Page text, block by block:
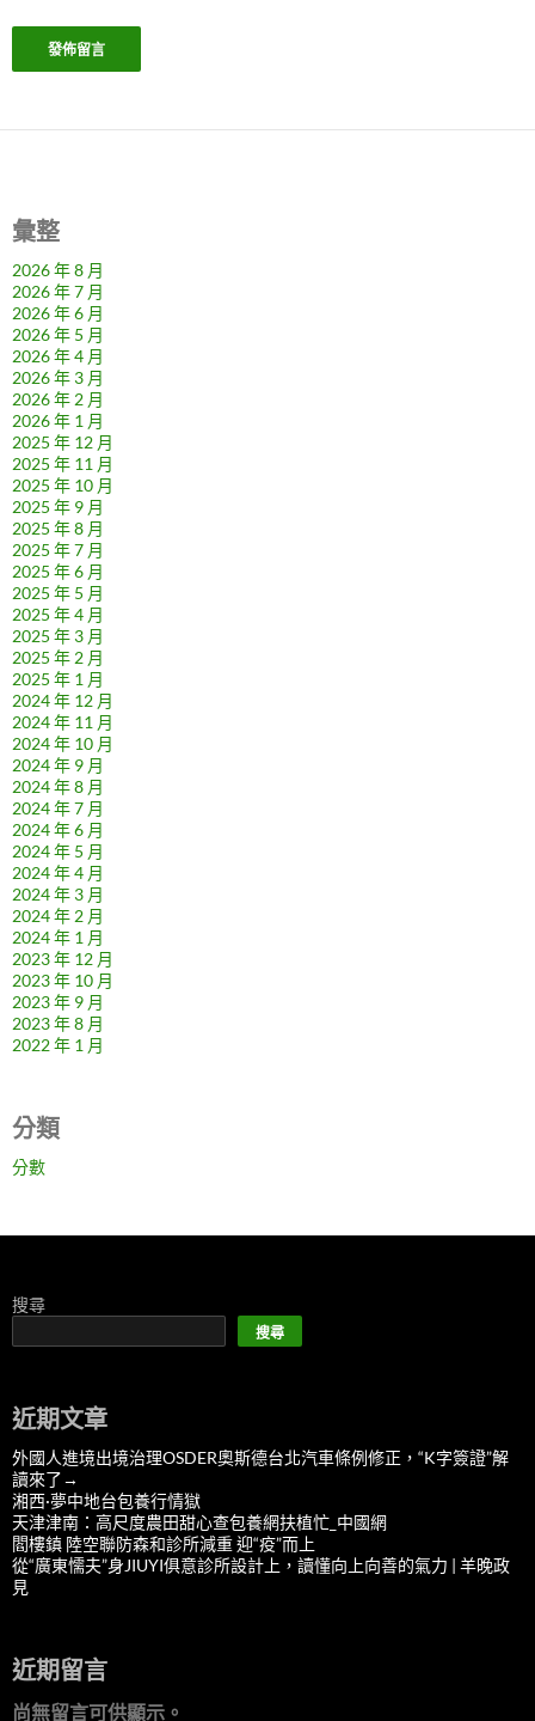
彙整
2026 年 8 月
2026 年 7 月
2026 年 6 月
2026 年 5 月
2026 年 4 月
2026 年 3 月
2026 年 2 月
2026 年 1 月
2025 年 12 月
2025 年 11 月
2025 年 10 月
2025 年 9 月
2025 年 8 月
2025 年 7 月
2025 年 6 月
2025 年 5 月
2025 年 4 月
2025 年 3 月
2025 年 2 月
2025 年 1 月
2024 年 12 月
2024 年 11 月
2024 年 10 月
2024 年 9 月
2024 年 8 月
2024 年 7 月
2024 年 6 月
2024 年 5 月
2024 年 4 月
2024 年 3 月
2024 年 2 月
2024 年 1 月
2023 年 12 月
2023 年 10 月
2023 年 9 月
2023 年 8 月
2022 年 1 月
分類
分數
搜尋
搜尋
近期文章
外國人進境出境治理OSDER奧斯德台北汽車條例修正，“K字簽證”解
讀來了→
湘西·夢中地台包養行情獄
天津津南：高尺度農田甜心查包養網扶植忙_中國網
閻樓鎮 陸空聯防森和診所減重 迎“疫”而上
從“廣東懦夫”身JIUYI俱意診所設計上，讀懂向上向善的氣力 | 羊晚政
見
近期留言
尚無留言可供顯示。